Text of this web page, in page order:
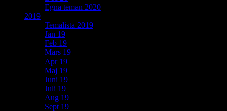
Egna teman 2020
2019
Temalista 2019
Jan 19
Feb 19
Mars 19
Apr 19
Maj 19
Juni 19
Juli 19
Aug 19
Sept 19